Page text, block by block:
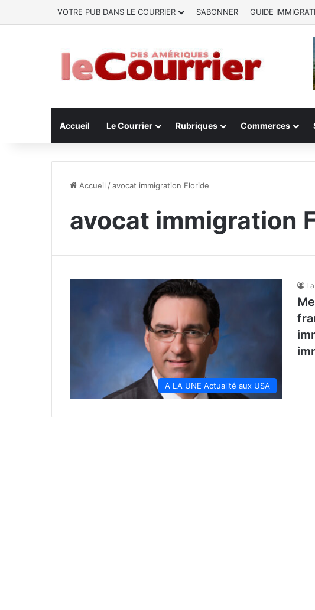
VOTRE PUB DANS LE COURRIER S’ABONNER GUIDE
Accueil Le Courrier Rubriques Commerces
Accueil /avocat immigration Floride
avocat immigration
A LA UNE Actualité aux USA